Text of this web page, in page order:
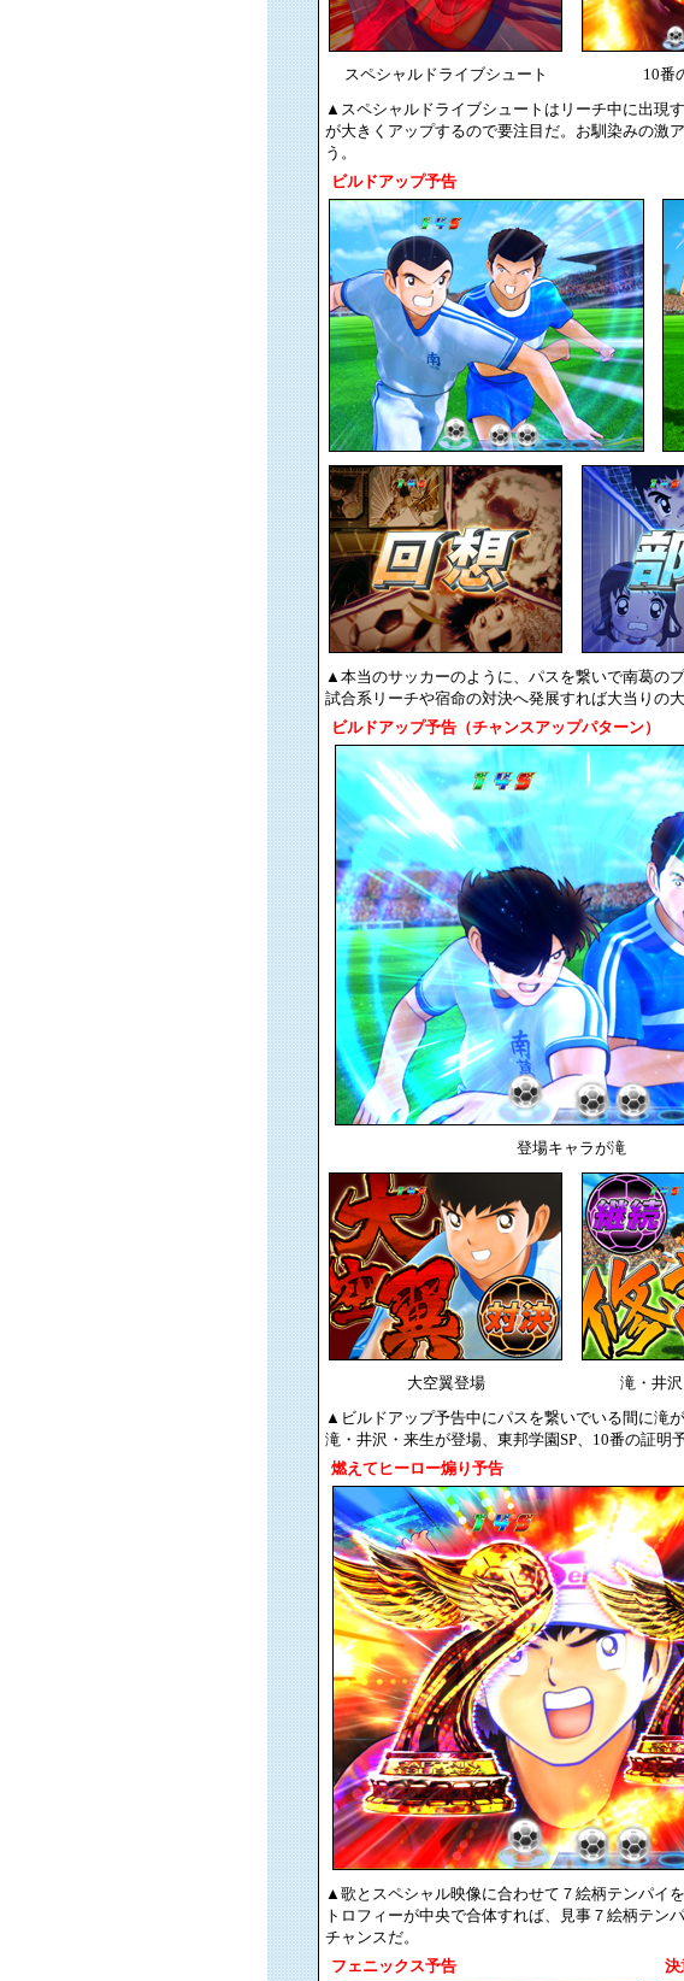
スペシャルドライブシュート 10番
▲スペシャルドライブシュートはリーチ中に出現
が大きくアップするので要注目だ。お馴染みの激
う。
ビルドアップ予告
▲本当のサッカーのように、パスを繋いで南葛の
試合系リーチや宿命の対決へ発展すれば大当りの大
ビルドアップ予告（チャンスアップパターン）
登場キャラが滝
大空翼登場 滝・井
▲ビルドアップ予告中にパスを繋いでいる間に滝
滝・井沢・来生が登場、東邦学園SP、10番の証明
燃えてヒーロー煽り予告
▲歌とスペシャル映像に合わせて７絵柄テンパイ
トロフィーが中央で合体すれば、見事７絵柄テン
チャンスだ。
フェニックス予告
決